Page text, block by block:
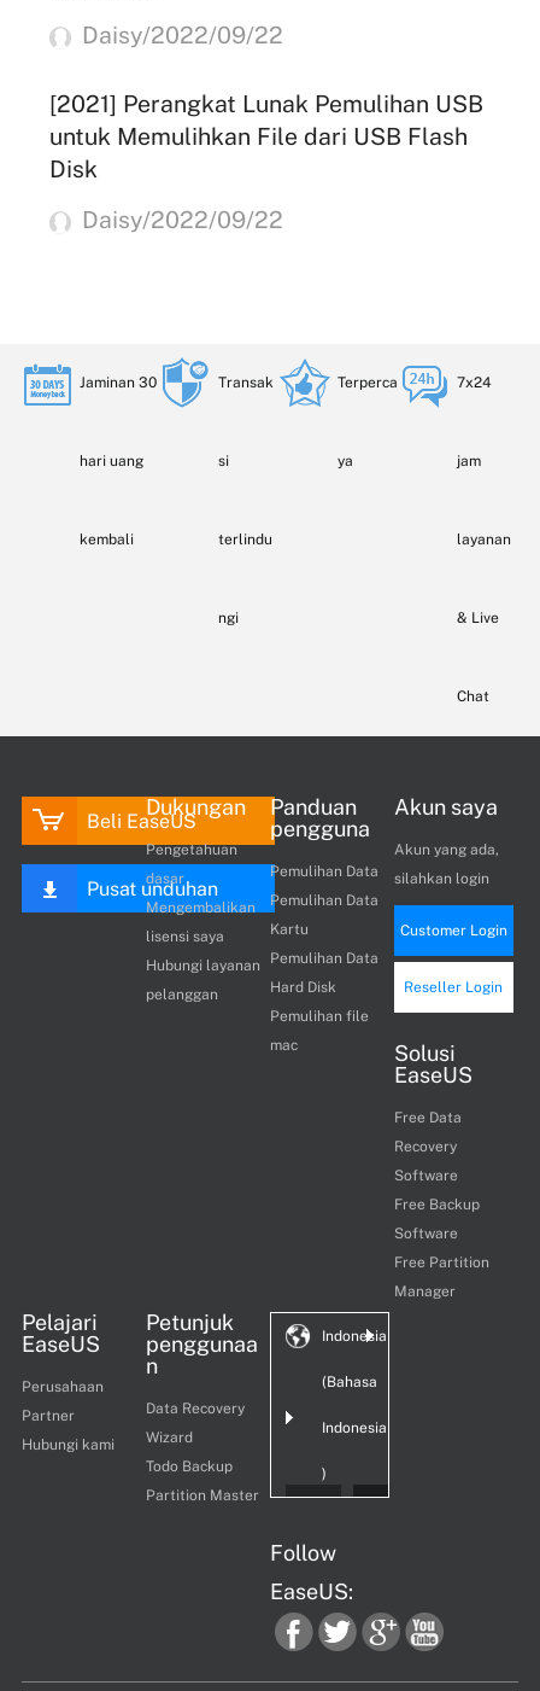
Daisy/2022/09/22
[2021] Perangkat Lunak Pemulihan USB
untuk Memulihkan File dari USB Flash
Disk
Daisy/2022/09/22
Jaminan 30
hari uang
kembali
Transak
si
terlindu
ngi
Terperca
ya
7x24
jam
layanan
& Live
Chat
Beli EaseUS
Pusat unduhan
Dukungan
Pengetahuan
dasar
Mengembalikan
lisensi saya
Hubungi layanan
pelanggan
Panduan
pengguna
Pemulihan Data
Pemulihan Data
Kartu
Pemulihan Data
Hard Disk
Pemulihan file
mac
Akun saya
Akun yang ada,
silahkan login
Customer Login
Reseller Login
Solusi
EaseUS
Free Data
Recovery
Software
Free Backup
Software
Free Partition
Manager
Pelajari
EaseUS
Perusahaan
Partner
Hubungi kami
Petunjuk
penggunaa
n
Data Recovery
Wizard
Todo Backup
Partition Master
Indonesia
(Bahasa
Indonesia
)
Follow
EaseUS:
fac twi goo you